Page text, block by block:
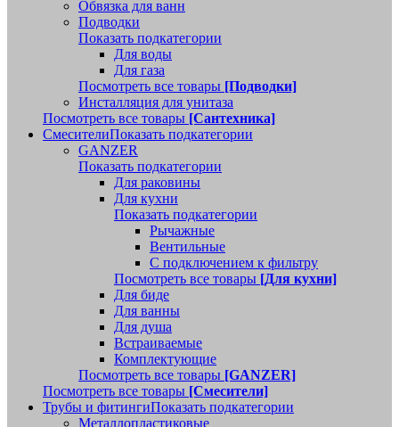
Обвязка для ванн
Подводки
Показать подкатегории
Для воды
Для газа
Посмотреть все товары [Подводки]
Инсталляция для унитаза
Посмотреть все товары [Сантехника]
СмесителиПоказать подкатегории
GANZER
Показать подкатегории
Для раковины
Для кухни
Показать подкатегории
Рычажные
Вентильные
С подключением к фильтру
Посмотреть все товары [Для кухни]
Для биде
Для ванны
Для душа
Встраиваемые
Комплектующие
Посмотреть все товары [GANZER]
Посмотреть все товары [Смесители]
Трубы и фитингиПоказать подкатегории
Металлопластиковые